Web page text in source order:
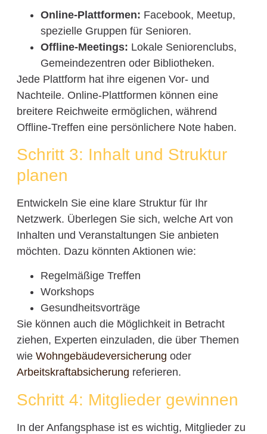
Online-Plattformen: Facebook, Meetup,
spezielle Gruppen für Senioren.
Offline-Meetings: Lokale Seniorenclubs,
Gemeindezentren oder Bibliotheken.
Jede Plattform hat ihre eigenen Vor- und
Nachteile. Online-Plattformen können eine
breitere Reichweite ermöglichen, während
Offline-Treffen eine persönlichere Note haben.
Schritt 3: Inhalt und Struktur
planen
Entwickeln Sie eine klare Struktur für Ihr
Netzwerk. Überlegen Sie sich, welche Art von
Inhalten und Veranstaltungen Sie anbieten
möchten. Dazu könnten Aktionen wie:
Regelmäßige Treffen
Workshops
Gesundheitsvorträge
Sie können auch die Möglichkeit in Betracht
ziehen, Experten einzuladen, die über Themen
wie Wohngebäudeversicherung oder
Arbeitskraftabsicherung referieren.
Schritt 4: Mitglieder gewinnen
In der Anfangsphase ist es wichtig, Mitglieder zu